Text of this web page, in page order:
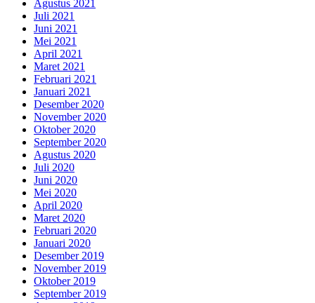
Agustus 2021
Juli 2021
Juni 2021
Mei 2021
April 2021
Maret 2021
Februari 2021
Januari 2021
Desember 2020
November 2020
Oktober 2020
September 2020
Agustus 2020
Juli 2020
Juni 2020
Mei 2020
April 2020
Maret 2020
Februari 2020
Januari 2020
Desember 2019
November 2019
Oktober 2019
September 2019